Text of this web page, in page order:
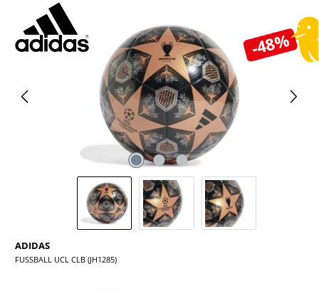
-48%
Bildergalerie überspringen
ADIDAS
FUSSBALL UCL CLB (JH1285)